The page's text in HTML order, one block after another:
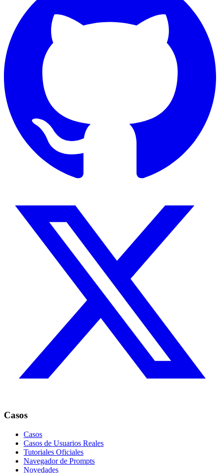
Casos
Casos
Casos de Usuarios Reales
Tutoriales Oficiales
Navegador de Prompts
Novedades